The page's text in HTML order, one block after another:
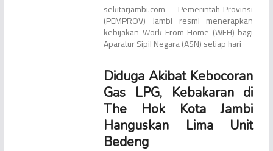
sekitarjambi.com – Pemerintah Provinsi
(PEMPROV) Jambi resmi menerapkan
kebijakan Work From Home (WFH) bagi
Aparatur Sipil Negara (ASN) setiap hari
Diduga Akibat Kebocoran
Gas LPG, Kebakaran di
The Hok Kota Jambi
Hanguskan Lima Unit
Bedeng